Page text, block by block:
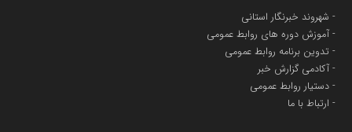
پایگاه اطلاع رسانی اعتلای نهادهای مردمی
مسعودصادقی
شهروند خبرنگار استانی
آموزش دوره های روابط عمومی
تدوین برنامه روابط عمومی
آکادمی گزارش خبر
دستیار روابط عمومی
ارتباط با ما